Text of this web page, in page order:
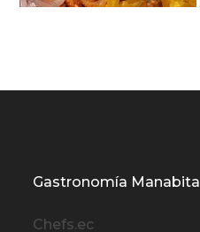
Gastronomía Manabita
Chefs.ec